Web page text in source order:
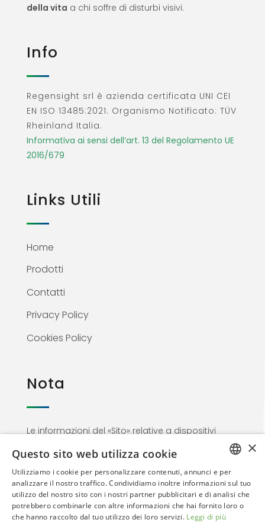
della vita a chi soffre di disturbi visivi.
Info
Regensight srl è azienda certificata UNI CEI
EN ISO 13485:2021. Organismo Notificato: TÜV
Rheinland Italia.
Informativa ai sensi dell’art. 13 del Regolamento UE
2016/679
Links Utili
Home
Prodotti
Contatti
Privacy Policy
Cookies Policy
Nota
Le informazioni del «Sito» relative a dispositivi
materiale informativo rivolto esclusivamente al
personale medico. Proseguendo nella
navigazione l’utente dichiara di essere un
Professionista dell’area sanitaria
ITALIAN
ENGLISH
×
Questo sito web utilizza cookie
Utilizziamo i cookie per personalizzare contenuti, annunci e per
analizzare il nostro traffico. Condividiamo inoltre informazioni sul tuo
utilizzo del nostro sito con i nostri partner pubblicitari e di analisi che
potrebbero combinarle con altre informazioni che hai fornito loro o
che hanno raccolto dal tuo utilizzo dei loro servizi. Leggi di più